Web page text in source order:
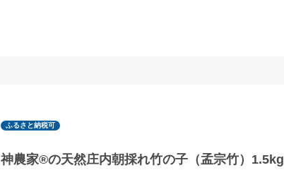
ふるさと納税可
神農家®の天然庄内朝採れ竹の子（孟宗竹）1.5kg